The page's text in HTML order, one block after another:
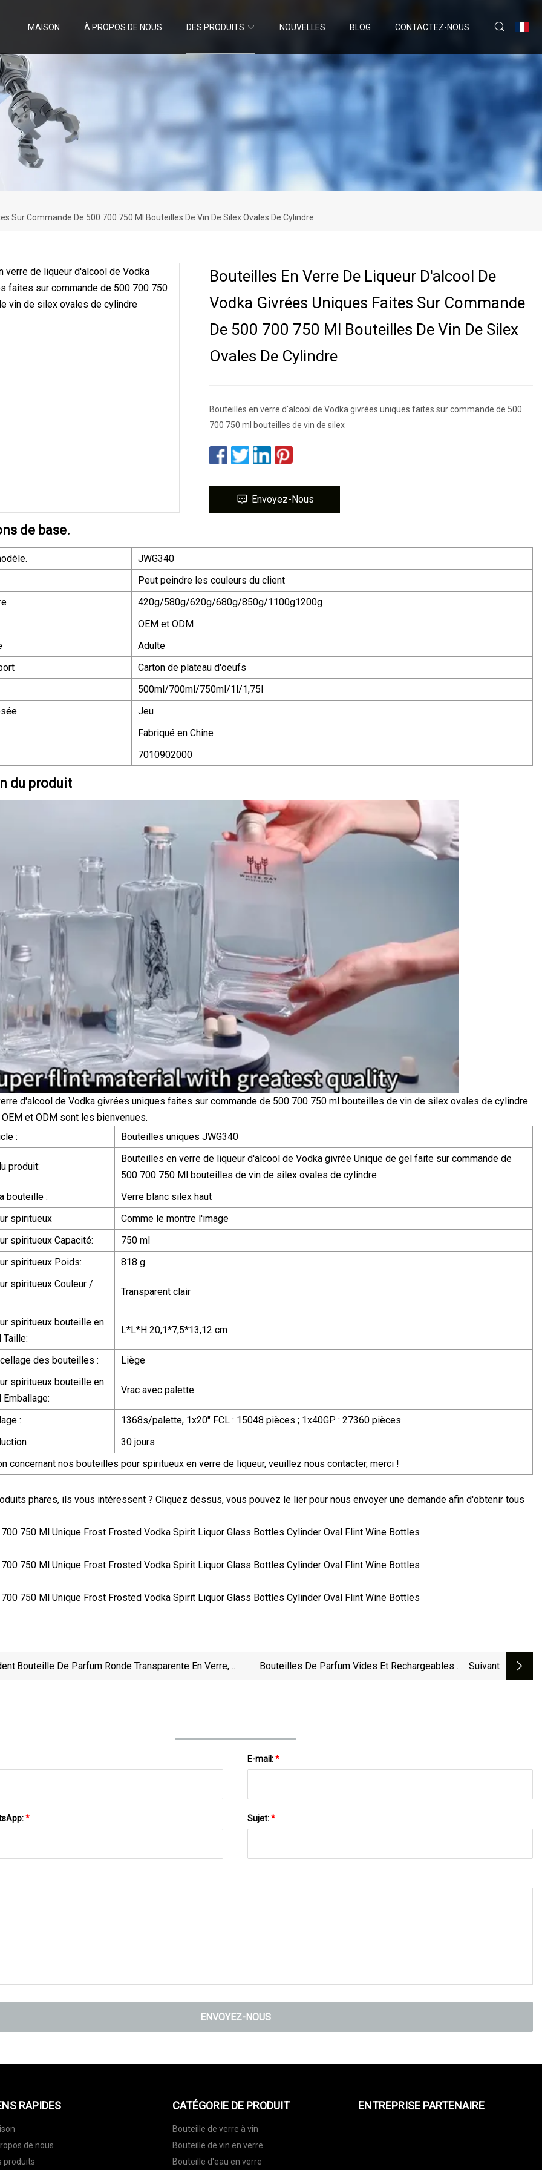
MAISON À PROPOS DE NOUS DES PRODUITS NOUVELLES BLOG CONTACTEZ-NOUS
Sur Commande De 500 700 750 Ml Bouteilles De Vin De Silex Ovales De Cylindre
Bouteilles En Verre De Liqueur D'alcool De
Vodka Givrées Uniques Faites Sur Commande
De 500 700 750 Ml Bouteilles De Vin De Silex
Ovales De Cylindre
Bouteilles en verre d'alcool de Vodka givrées uniques faites sur commande de 500
700 750 ml bouteilles de vin de silex
Envoyez-Nous
de base.
JWG340
Peut peindre les couleurs du client
420g/580g/620g/680g/850g/1100g1200g
OEM et ODM
Adulte
Carton de plateau d'oeufs
500ml/700ml/750ml/1l/1,75l
Jeu
Fabriqué en Chine
7010902000
du produit
d'alcool de Vodka givrées uniques faites sur commande de 500 700 750 ml bouteilles de vin de silex ovales de cylindre
et ODM sont les bienvenues.
:
Bouteilles uniques JWG340
produit:
Bouteilles en verre de liqueur d'alcool de Vodka givrée Unique de gel faite sur commande de
500 700 750 Ml bouteilles de vin de silex ovales de cylindre
bouteille :
Verre blanc silex haut
spiritueux
Comme le montre l'image
spiritueux Capacité:
750 ml
spiritueux Poids:
818 g
spiritueux Couleur /
Transparent clair
spiritueux bouteille en
L*L*H 20,1*7,5*13,12 cm
des bouteilles :
Liège
spiritueux bouteille en
Vrac avec palette
:
1368s/palette, 1x20" FCL : 15048 pièces ; 1x40GP : 27360 pièces
:
30 jours
concernant nos bouteilles pour spiritueux en verre de liqueur, veuillez nous contacter, merci !
phares, ils vous intéressent ? Cliquez dessus, vous pouvez le lier pour nous envoyer une demande afin d'obtenir tous
Bouteille De Parfum Ronde Transparente En Verre,
Bouteilles De Parfum Vides Et Rechargeables En :suivant
E-mail:*
* Sujet:*
ENVOYEZ-NOUS
RAPIDES
de nous
produits
CATÉGORIE DE PRODUIT
Bouteille de verre à vin
Bouteille de vin en verre
Bouteille d'eau en verre
ENTREPRISE PARTENAIRE